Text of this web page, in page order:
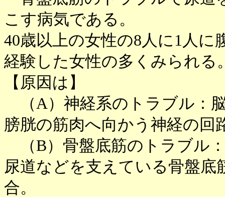
こす病気である。
40歳以上の女性の8人に1人
経験した女性の多くみられる
【原因は】
（A）神経系のトラブル：
膀胱の筋肉へ向かう神経の回
（B）骨盤底筋のトラブル
尿道などを支えている骨盤
合。